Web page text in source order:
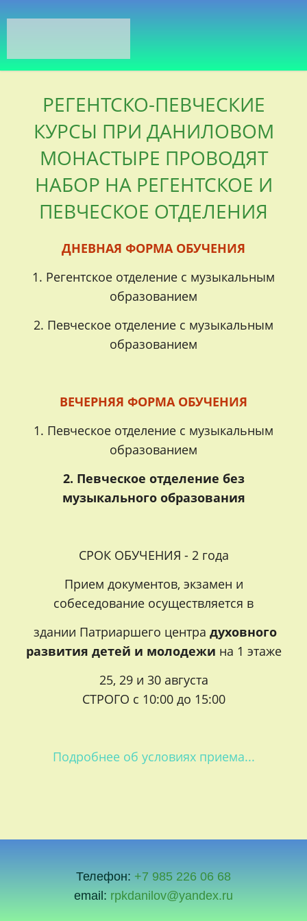
РЕГЕНТСКО-ПЕВЧЕСКИЕ
КУРСЫ ПРИ ДАНИЛОВОМ
МОНАСТЫРЕ ПРОВОДЯТ
НАБОР НА РЕГЕНТСКОЕ И
ПЕВЧЕСКОЕ ОТДЕЛЕНИЯ
ДНЕВНАЯ ФОРМА ОБУЧЕНИЯ
1. Регентское отделение с музыкальным
образованием
2. Певческое отделение с музыкальным
образованием
ВЕЧЕРНЯЯ ФОРМА ОБУЧЕНИЯ
1. Певческое отделение с музыкальным
образованием
2. Певческое отделение без
музыкального образования
СРОК ОБУЧЕНИЯ - 2 года
Прием документов, экзамен и
собеседование осуществляется в
здании Патриаршего центра духовного
развития детей и молодежи на 1 этаже
25, 29 и 30 августа
СТРОГО с 10:00 до 15:00
Подробнее об условиях приема...
Телефон: +7 985 226 06 68
email: rpkdanilov@yandex.ru